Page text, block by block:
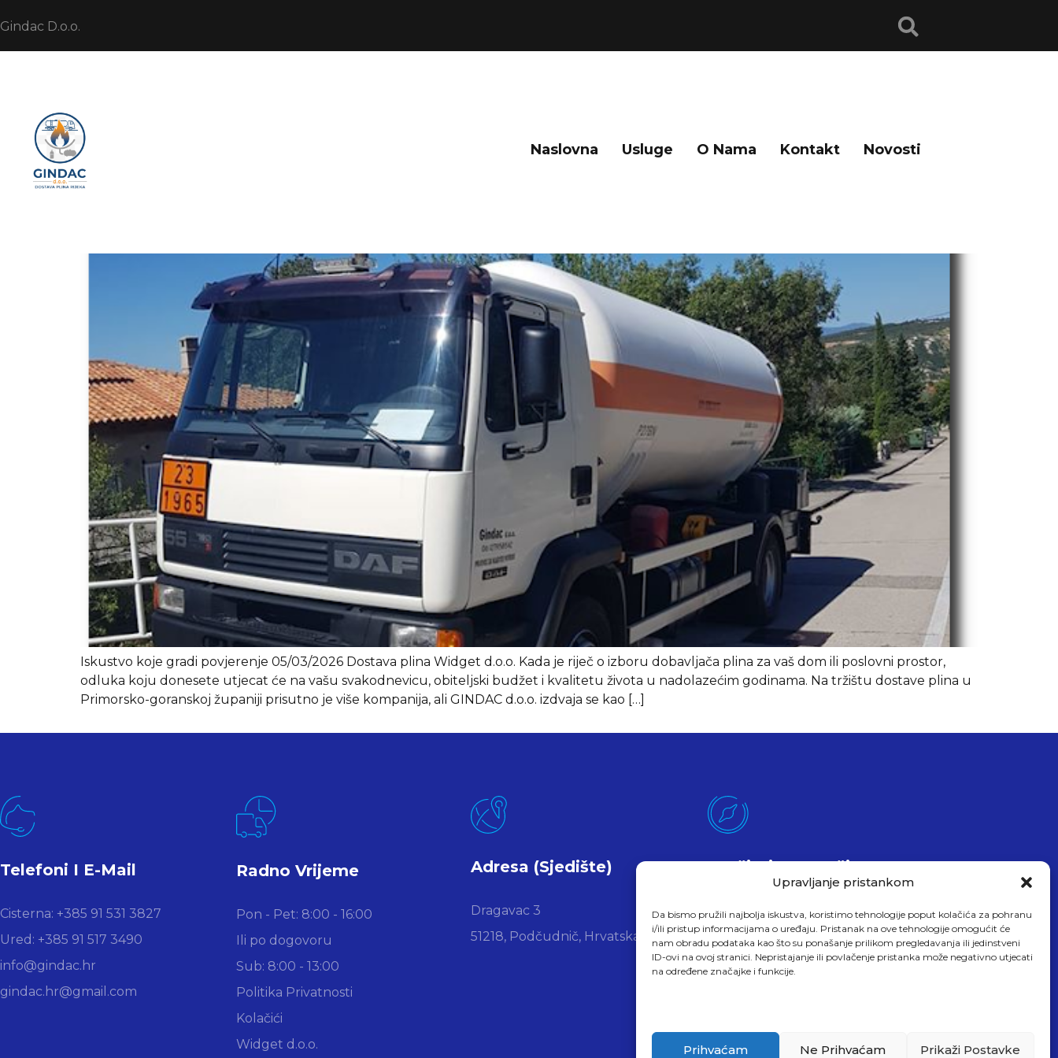
Upravljanje pristankom
Da bismo pružili najbolja iskustva, koristimo tehnologije poput kolačića za pohranu
i/ili pristup informacijama o uređaju. Pristanak na ove tehnologije omogućit će
nam obradu podataka kao što su ponašanje prilikom pregledavanja ili jedinstveni
ID-ovi na ovoj stranici. Nepristajanje ili povlačenje pristanka može negativno utjecati
na određene značajke i funkcije.
Prihvaćam Ne Prihvaćam Prikaži Postavke
Gindac D.o.o.
Naslovna Usluge O Nama Kontakt Novosti
Iskustvo koje gradi povjerenje 05/03/2026 Dostava plina Widget d.o.o. Kada je riječ o izboru dobavljača plina za vaš dom ili poslovni prostor,
odluka koju donesete utjecat će na vašu svakodnevicu, obiteljski budžet i kvalitetu života u nadolazećim godinama. Na tržištu dostave plina u
Primorsko-goranskoj županiji prisutno je više kompanija, ali GINDAC d.o.o. izdvaja se kao […]
Telefoni I E-Mail
Cisterna: +385 91 531 3827
Ured: +385 91 517 3490
info@gindac.hr
gindac.hr@gmail.com
Radno Vrijeme
Pon - Pet: 8:00 - 16:00
Ili po dogovoru
Sub: 8:00 - 13:00
Politika Privatnosti
Kolačići
Widget d.o.o.
Adresa (Sjedište)
Dragavac 3
51218, Podčudnič, Hrvatska
Pročitajte O Našim
Uslugama